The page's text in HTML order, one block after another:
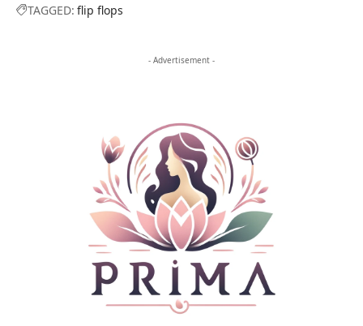
TAGGED: flip flops
- Advertisement -